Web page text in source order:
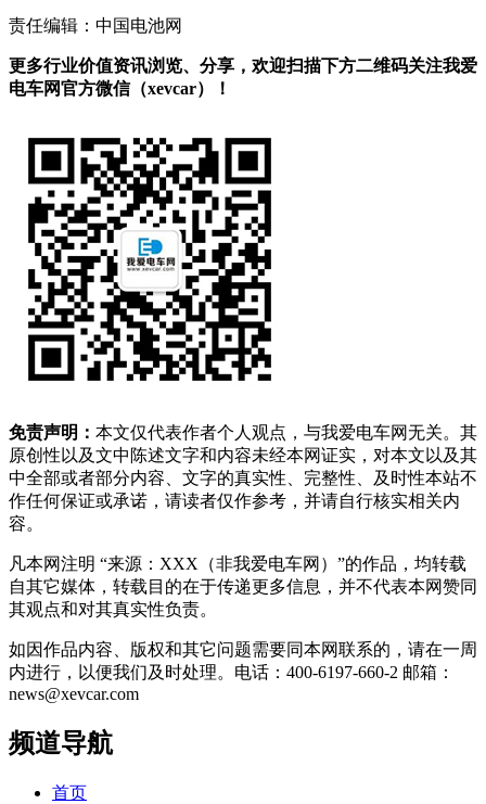
责任编辑：中国电池网
更多行业价值资讯浏览、分享，欢迎扫描下方二维码关注我爱
电车网官方微信（xevcar）！
免责声明： 本文仅代表作者个人观点，与我爱电车网无关。其
原创性以及文中陈述文字和内容未经本网证实，对本文以及其
中全部或者部分内容、文字的真实性、完整性、及时性本站不
作任何保证或承诺，请读者仅作参考，并请自行核实相关内
容。
凡本网注明 “来源：XXX（非我爱电车网）”的作品，均转载
自其它媒体，转载目的在于传递更多信息，并不代表本网赞同
其观点和对其真实性负责。
如因作品内容、版权和其它问题需要同本网联系的，请在一周
内进行，以便我们及时处理。电话：400-6197-660-2 邮箱：
news@xevcar.com
频道导航
首页